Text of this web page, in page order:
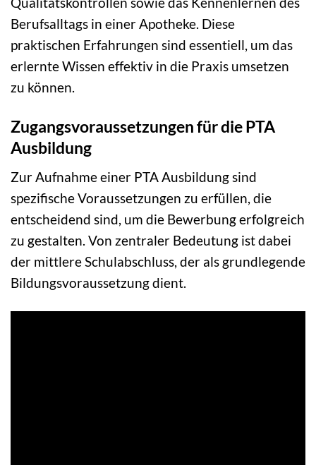
Berufsalltags in einer Apotheke. Diese
praktischen Erfahrungen sind essentiell, um das
erlernte Wissen effektiv in die Praxis umsetzen
zu können.
Zugangsvoraussetzungen für die PTA
Ausbildung
Zur Aufnahme einer PTA Ausbildung sind
spezifische Voraussetzungen zu erfüllen, die
entscheidend sind, um die Bewerbung erfolgreich
zu gestalten. Von zentraler Bedeutung ist dabei
der mittlere Schulabschluss, der als grundlegende
Bildungsvoraussetzung dient.